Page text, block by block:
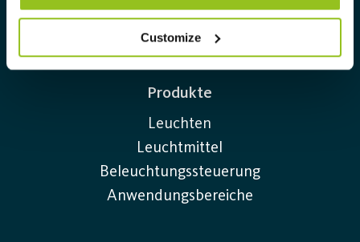
Customize
Datenschutzrichtlinie
Produkte
Leuchten
Leuchtmittel
Beleuchtungssteuerung
Anwendungsbereiche